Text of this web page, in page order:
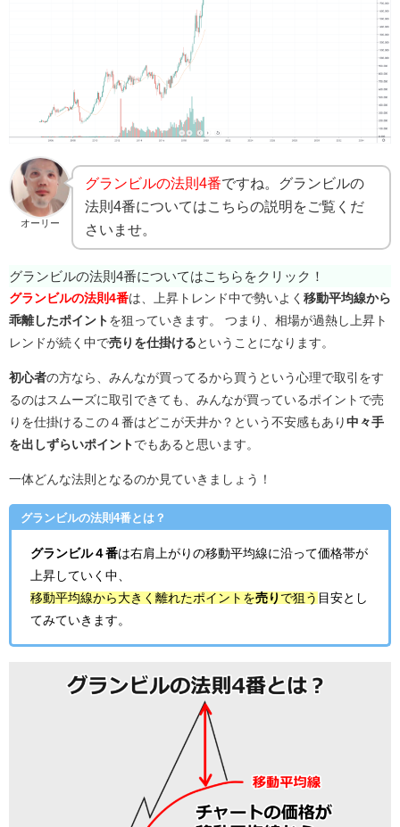
オーリー
グランビルの法則4番ですね。グランビルの
法則4番についてはこちらの説明をご覧くだ
さいませ。
グランビルの法則4番についてはこちらをクリック！
グランビルの法則4番は、上昇トレンド中で勢いよく 移動平均線から
乖離したポイント を狙っていきます。 つまり、相場が過熱し上昇ト
レンドが続く中 で売りを仕掛ける ということになります。
初心者の方なら、みんなが買ってるから買うという心理で取引をす
るのはスムーズに取引できても、みんなが買っているポイントで売
りを仕掛けるこの４番はどこが天井か？という不安感もあり 中々手
を出しずらいポイント でもあると思います。
一体どんな法則となるのか見ていきましょう！
グランビルの法則4番とは？
グランビル４番は右肩上がりの移動平均線に沿って価格帯が
上昇していく中、
移動平均線から大きく離れたポイントを売り で狙う 目安とし
てみていきます。